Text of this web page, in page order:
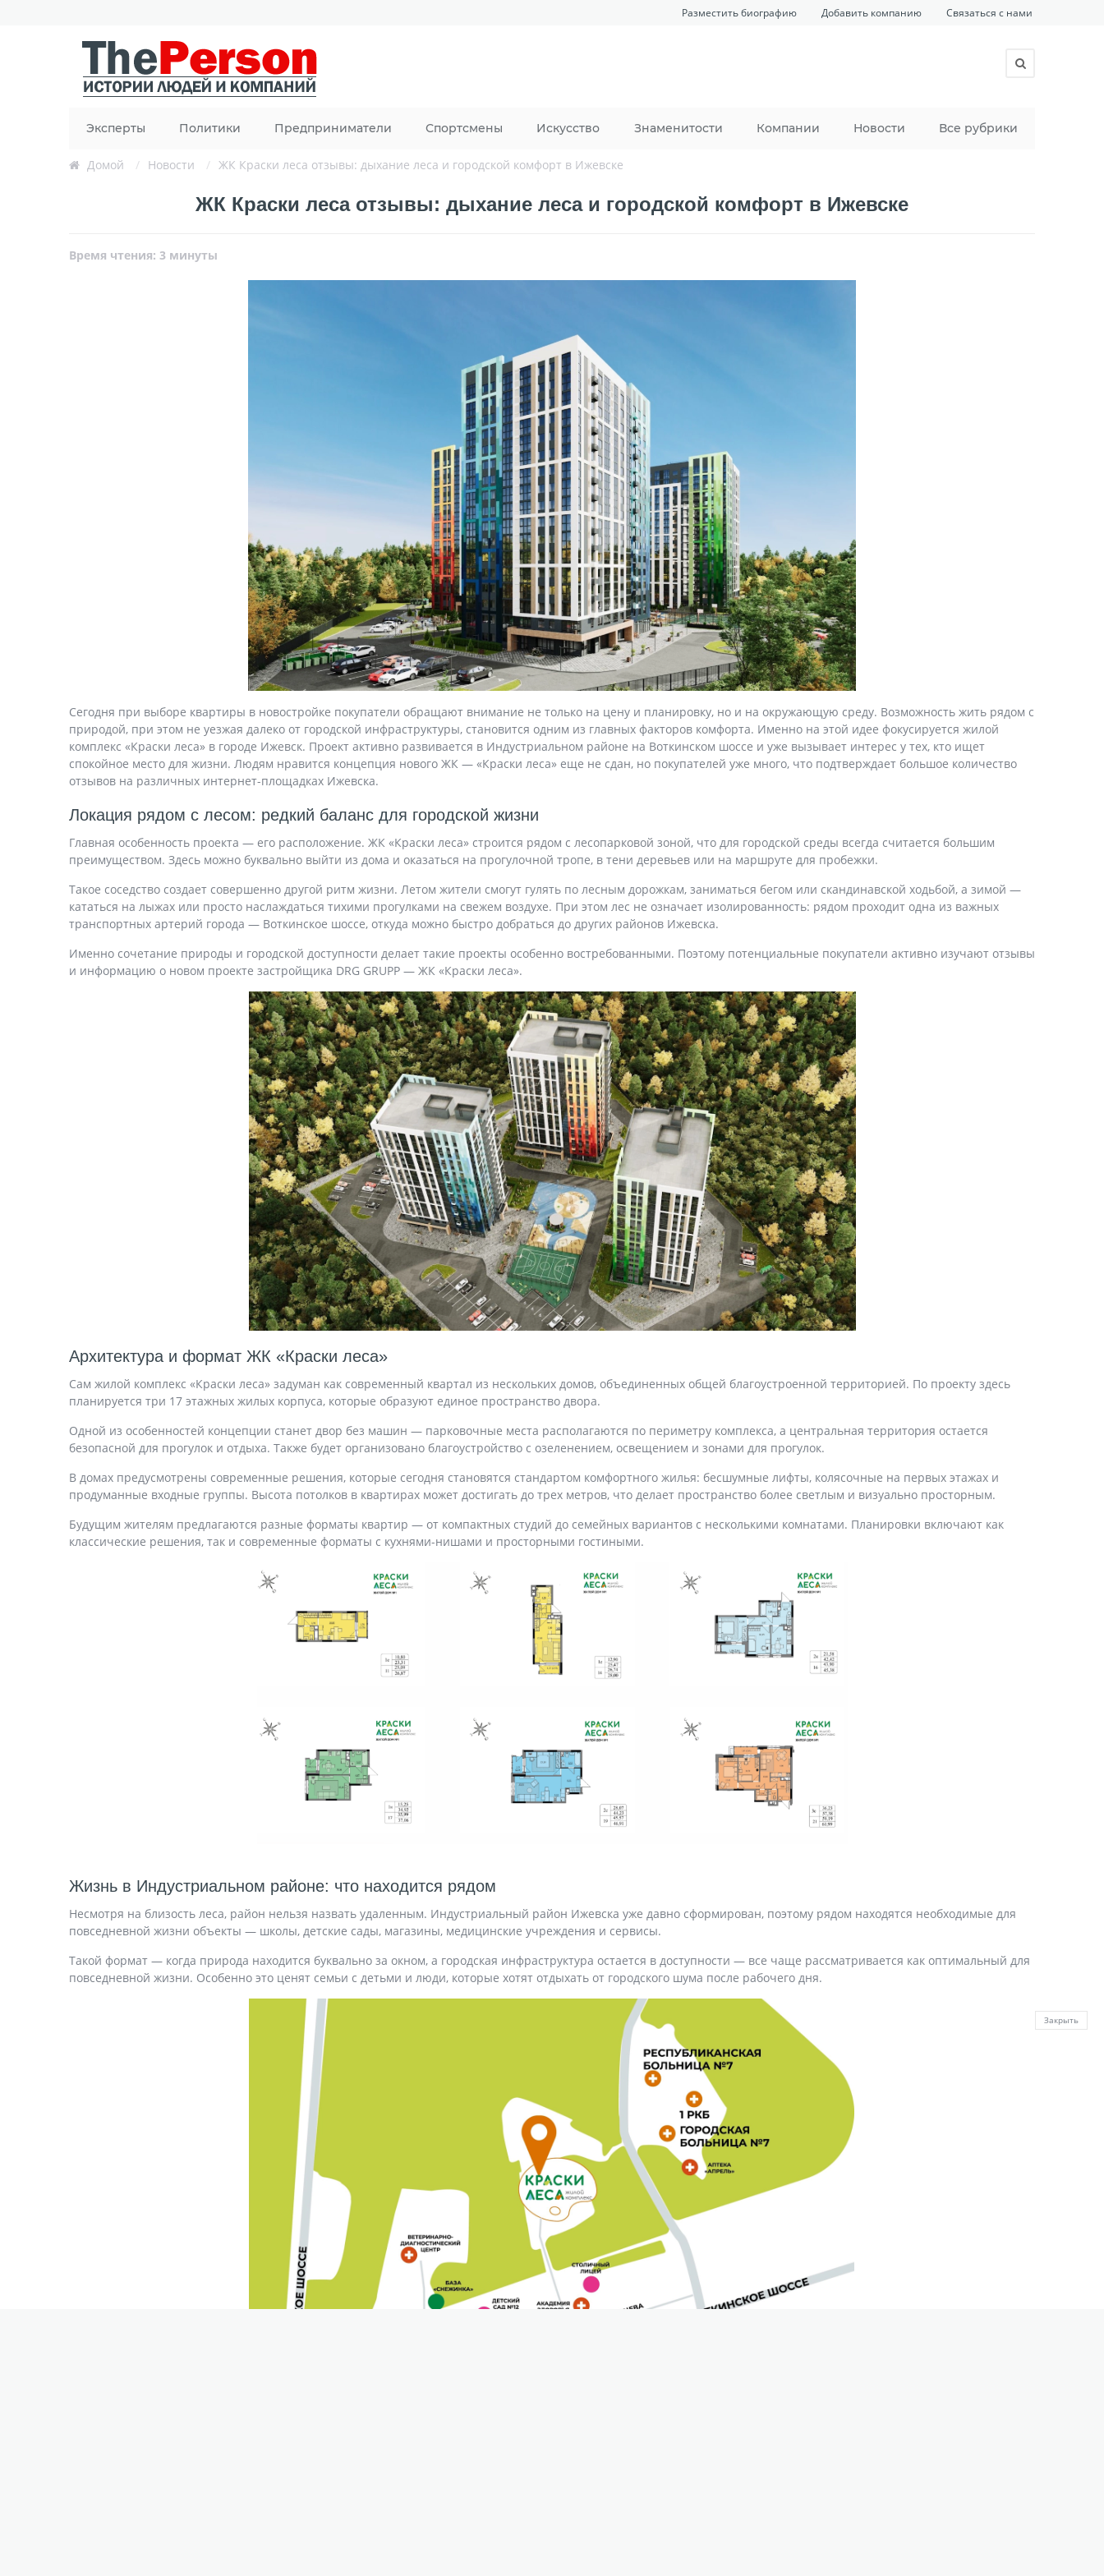
Разместить биографию Добавить компанию Связаться с нами
Эксперты Политики Предприниматели Спортсмены Искусство Знаменитости Компании Новости Все рубрики
Домой / Новости / ЖК Краски леса отзывы: дыхание леса и городской комфорт в Ижевске
ЖК Краски леса отзывы: дыхание леса и городской комфорт в Ижевске
Время чтения: 3 минуты
Сегодня при выборе квартиры в новостройке покупатели обращают внимание не только на цену и планировку, но и на окружающую среду. Возможность жить рядом с
природой, при этом не уезжая далеко от городской инфраструктуры, становится одним из главных факторов комфорта. Именно на этой идее фокусируется жилой
комплекс «Краски леса» в городе Ижевск. Проект активно развивается в Индустриальном районе на Воткинском шоссе и уже вызывает интерес у тех, кто ищет
спокойное место для жизни. Людям нравится концепция нового ЖК — «Краски леса» еще не сдан, но покупателей уже много, что подтверждает большое количество
отзывов на различных интернет-площадках Ижевска.
Локация рядом с лесом: редкий баланс для городской жизни
Главная особенность проекта — его расположение. ЖК «Краски леса» строится рядом с лесопарковой зоной, что для городской среды всегда считается большим
преимуществом. Здесь можно буквально выйти из дома и оказаться на прогулочной тропе, в тени деревьев или на маршруте для пробежки.
Такое соседство создает совершенно другой ритм жизни. Летом жители смогут гулять по лесным дорожкам, заниматься бегом или скандинавской ходьбой, а зимой —
кататься на лыжах или просто наслаждаться тихими прогулками на свежем воздухе. При этом лес не означает изолированность: рядом проходит одна из важных
транспортных артерий города — Воткинское шоссе, откуда можно быстро добраться до других районов Ижевска.
Именно сочетание природы и городской доступности делает такие проекты особенно востребованными. Поэтому потенциальные покупатели активно изучают отзывы
и информацию о новом проекте застройщика DRG GRUPP — ЖК «Краски леса».
Архитектура и формат ЖК «Краски леса»
Сам жилой комплекс «Краски леса» задуман как современный квартал из нескольких домов, объединенных общей благоустроенной территорией. По проекту здесь
планируется три 17 этажных жилых корпуса, которые образуют единое пространство двора.
Одной из особенностей концепции станет двор без машин — парковочные места располагаются по периметру комплекса, а центральная территория остается
безопасной для прогулок и отдыха. Также будет организовано благоустройство с озеленением, освещением и зонами для прогулок.
В домах предусмотрены современные решения, которые сегодня становятся стандартом комфортного жилья: бесшумные лифты, колясочные на первых этажах и
продуманные входные группы. Высота потолков в квартирах может достигать до трех метров, что делает пространство более светлым и визуально просторным.
Будущим жителям предлагаются разные форматы квартир — от компактных студий до семейных вариантов с несколькими комнатами. Планировки включают как
классические решения, так и современные форматы с кухнями-нишами и просторными гостиными.
Жизнь в Индустриальном районе: что находится рядом
Несмотря на близость леса, район нельзя назвать удаленным. Индустриальный район Ижевска уже давно сформирован, поэтому рядом находятся необходимые для
повседневной жизни объекты — школы, детские сады, магазины, медицинские учреждения и сервисы.
Такой формат — когда природа находится буквально за окном, а городская инфраструктура остается в доступности — все чаще рассматривается как оптимальный для
повседневной жизни. Особенно это ценят семьи с детьми и люди, которые хотят отдыхать от городского шума после рабочего дня.
Закрыть